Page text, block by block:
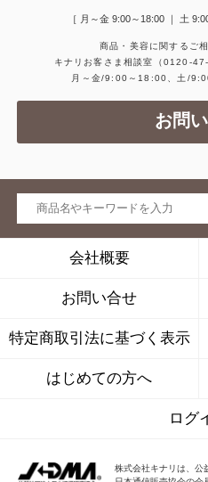
［ 月～金 9:00～18:00 ｜ 土
商品・美容に関するご
キナリお客さま相談室
（0120-
月～金/9:00～18:00、土/
お問
会社概要
お問い合せ
特定商取引法に基づく表示
はじめての方へ
ログ
株式会社キナリは、公